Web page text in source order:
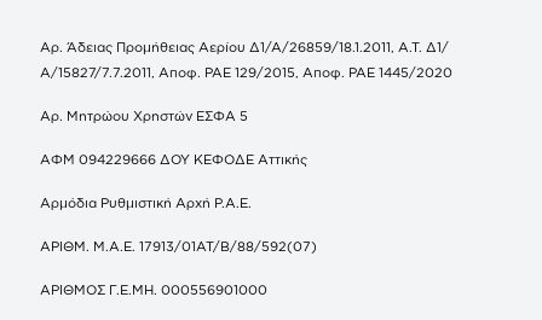
Αρ. Άδειας Προμήθειας Αερίου Δ1/Α/26859/18.1.2011, Α.Τ. Δ1/
Α/15827/7.7.2011, Αποφ. ΡΑΕ 129/2015, Αποφ. ΡΑΕ 1445/2020
Αρ. Μητρώου Χρηστών ΕΣΦΑ 5
ΑΦΜ 094229666 ΔΟΥ ΚΕΦΟΔΕ Αττικής
Αρμόδια Ρυθμιστική Αρχή Ρ.Α.Ε.
ΑΡΙΘΜ. Μ.Α.Ε. 17913/01ΑΤ/Β/88/592(07)
ΑΡΙΘΜΟΣ Γ.Ε.ΜΗ. 000556901000